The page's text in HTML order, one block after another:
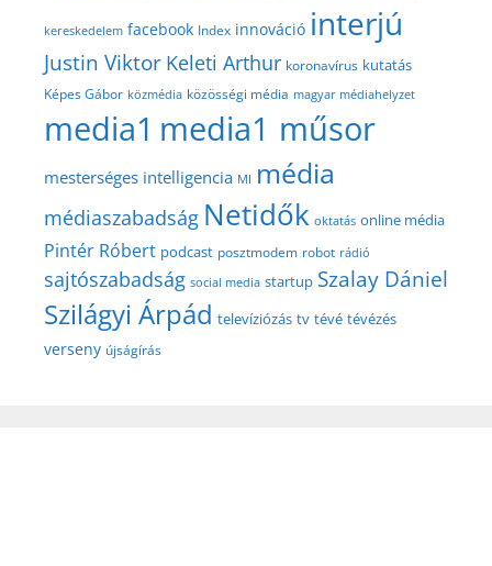
kereskedelem facebook Index innováció interjú
Justin Viktor Keleti Arthur koronavírus kutatás
Képes Gábor közmédia közösségi média magyar médiahelyzet
media1 media1 műsor
mesterséges intelligencia MI média
médiaszabadság Netidők oktatás online média
Pintér Róbert podcast posztmodem robot rádió
sajtószabadság social media startup Szalay Dániel
Szilágyi Árpád televíziózás tv tévé tévézés
verseny újságírás